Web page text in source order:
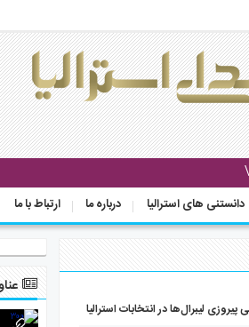
دانستنی های استرالیا درباره ما ارتباط با ما
لیبرال‌ها در انتخابات استرالیا